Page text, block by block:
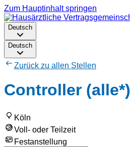
Zum Hauptinhalt springen
Deutsch
Deutsch
Zurück zu allen Stellen
Controller (alle*)
Köln
Voll- oder Teilzeit
Festanstellung